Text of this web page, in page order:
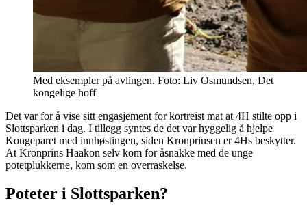
Med eksempler på avlingen. Foto: Liv Osmundsen, Det
kongelige hoff
Det var for å vise sitt engasjement for kortreist mat at 4H stilte opp i
Slottsparken i dag. I tillegg syntes de det var hyggelig å hjelpe
Kongeparet med innhøstingen, siden Kronprinsen er 4Hs beskytter.
At Kronprins Haakon selv kom for åsnakke med de unge
potetplukkerne, kom som en overraskelse.
Poteter i Slottsparken?